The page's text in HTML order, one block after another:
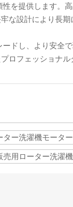
を提供します。
な設計により長
ドし、より安全
ロフェッショナ
ター洗濯機モーター
売用ローター洗濯